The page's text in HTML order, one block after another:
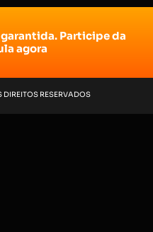
garantida. Participe da
agora
RESERVADOS